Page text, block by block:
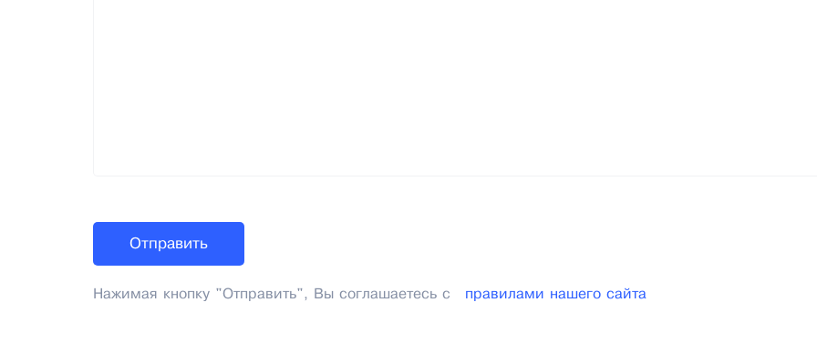
Нажимая кнопку "Отправить", Вы соглашаетесь с правилами нашего сайта